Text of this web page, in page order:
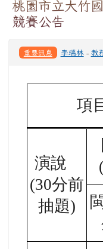
桃園市立大竹
競賽公告
重要訊息 李瑞林- 教
項
演說
(30分前
抽題)